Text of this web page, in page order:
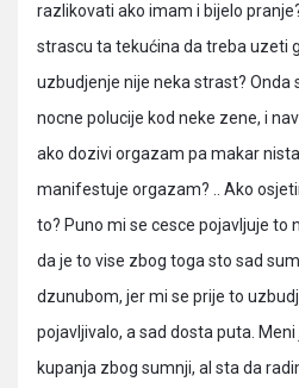
razlikovati ako imam i bijelo
strascu ta tekućina da treba uzeti
uzbudjenje nije neka strast? Onda
nocne polucije kod neke zene, i
ako dozivi orgazam pa makar
manifestuje orgazam? .. Ako
to? Puno mi se cesce pojavljuje to
da je to vise zbog toga sto sad
dzunubom, jer mi se prije to
pojavljivalo, a sad dosta puta.
kupanja zbog sumnji, al sta da